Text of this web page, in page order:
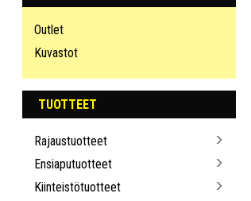
Outlet
Kuvastot
TUOTTEET
Rajaustuotteet
Ensiaputuotteet
Kiinteistötuotteet